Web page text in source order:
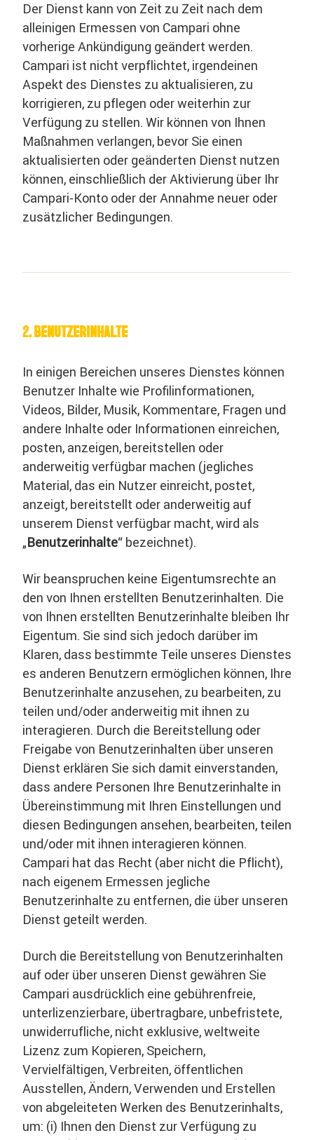
Der Dienst kann von Zeit zu Zeit nach dem
alleinigen Ermessen von Campari ohne
vorherige Ankündigung geändert werden.
Campari ist nicht verpflichtet, irgendeinen
Aspekt des Dienstes zu aktualisieren, zu
korrigieren, zu pflegen oder weiterhin zur
Verfügung zu stellen. Wir können von Ihnen
Maßnahmen verlangen, bevor Sie einen
aktualisierten oder geänderten Dienst nutzen
können, einschließlich der Aktivierung über Ihr
Campari-Konto oder der Annahme neuer oder
zusätzlicher Bedingungen.
2. BENUTZERINHALTE
In einigen Bereichen unseres Dienstes können
Benutzer Inhalte wie Profilinformationen,
Videos, Bilder, Musik, Kommentare, Fragen und
andere Inhalte oder Informationen einreichen,
posten, anzeigen, bereitstellen oder
anderweitig verfügbar machen (jegliches
Material, das ein Nutzer einreicht, postet,
anzeigt, bereitstellt oder anderweitig auf
unserem Dienst verfügbar macht, wird als
„Benutzerinhalte“ bezeichnet).
Wir beanspruchen keine Eigentumsrechte an
den von Ihnen erstellten Benutzerinhalten. Die
von Ihnen erstellten Benutzerinhalte bleiben Ihr
Eigentum. Sie sind sich jedoch darüber im
Klaren, dass bestimmte Teile unseres Dienstes
es anderen Benutzern ermöglichen können, Ihre
Benutzerinhalte anzusehen, zu bearbeiten, zu
teilen und/oder anderweitig mit ihnen zu
interagieren. Durch die Bereitstellung oder
Freigabe von Benutzerinhalten über unseren
Dienst erklären Sie sich damit einverstanden,
dass andere Personen Ihre Benutzerinhalte in
Übereinstimmung mit Ihren Einstellungen und
diesen Bedingungen ansehen, bearbeiten, teilen
und/oder mit ihnen interagieren können.
Campari hat das Recht (aber nicht die Pflicht),
nach eigenem Ermessen jegliche
Benutzerinhalte zu entfernen, die über unseren
Dienst geteilt werden.
Durch die Bereitstellung von Benutzerinhalten
auf oder über unseren Dienst gewähren Sie
Campari ausdrücklich eine gebührenfreie,
unterlizenzierbare, übertragbare, unbefristete,
unwiderrufliche, nicht exklusive, weltweite
Lizenz zum Kopieren, Speichern,
Vervielfältigen, Verbreiten, öffentlichen
Ausstellen, Ändern, Verwenden und Erstellen
von abgeleiteten Werken des Benutzerinhalts,
um: (i) Ihnen den Dienst zur Verfügung zu